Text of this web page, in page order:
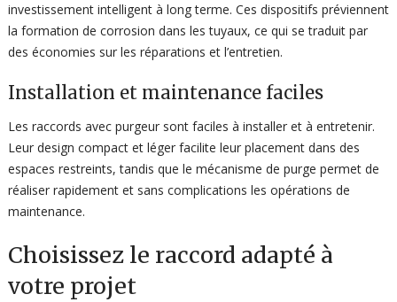
investissement intelligent à long terme. Ces dispositifs préviennent
la formation de corrosion dans les tuyaux, ce qui se traduit par
des économies sur les réparations et l’entretien.
Installation et maintenance faciles
Les raccords avec purgeur sont faciles à installer et à entretenir.
Leur design compact et léger facilite leur placement dans des
espaces restreints, tandis que le mécanisme de purge permet de
réaliser rapidement et sans complications les opérations de
maintenance.
Choisissez le raccord adapté à
votre projet